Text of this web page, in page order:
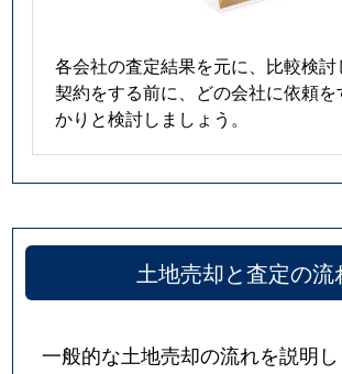
各会社の査定結果を元に、比較検討
契約をする前に、どの会社に依頼を
かりと検討しましょう。
土地売却と査定の流
一般的な土地売却の流れを説明し